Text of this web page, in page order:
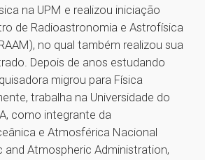
na UPM e realizou iniciação
de Radioastronomia e Astrofísica
no qual também realizou sua
Depois de anos estudando
migrou para Física
trabalha na Universidade do
como integrante da
e Atmosférica Nacional
and Atmospheric Administration,